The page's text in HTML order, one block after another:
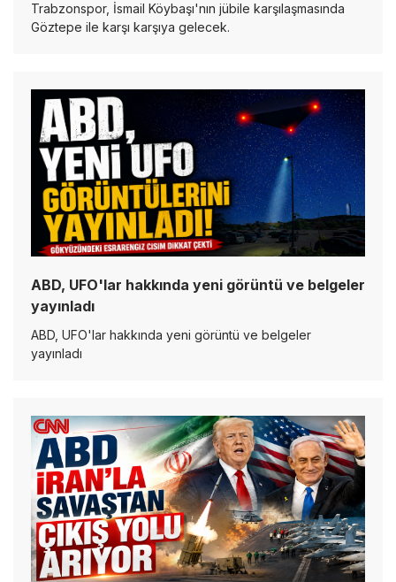
Trabzonspor, İsmail Köybaşı'nın jübile karşılaşmasında
Göztepe ile karşı karşıya gelecek.
ABD, UFO'lar hakkında yeni görüntü ve belgeler
yayınladı
ABD, UFO'lar hakkında yeni görüntü ve belgeler
yayınladı